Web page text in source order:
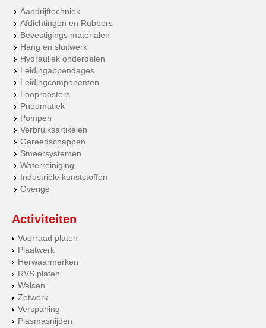
Aandrijftechniek
Afdichtingen en Rubbers
Bevestigings materialen
Hang en sluitwerk
Hydrauliek onderdelen
Leidingappendages
Leidingcomponenten
Looproosters
Pneumatiek
Pompen
Verbruiksartikelen
Gereedschappen
Smeersystemen
Waterreiniging
Industriële kunststoffen
Overige
Activiteiten
Voorraad platen
Plaatwerk
Herwaarmerken
RVS platen
Walsen
Zetwerk
Verspaning
Plasmasnijden